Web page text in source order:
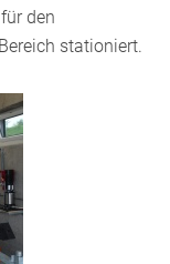
den
stationiert.